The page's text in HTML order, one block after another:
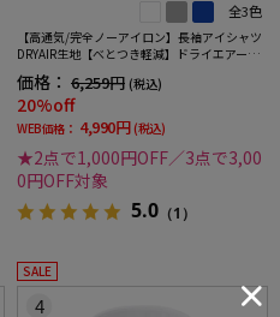
全3色
【高通気/完全ノーアイロン】長袖アイシャツ
DRYAIR生地【べとつき軽減】ドライエアース
トライプ調セミワイド別布ストライプ形態安
定ストレッチ防汚効果吸汗速乾ワイシャツ春
夏
価格： 6,259円 (税込)
20%off
WEB価格： 4,990円 (税込)
★2点で1,000円OFF／3点で3,00
0円OFF対象
5.0 （1）
SALE
4